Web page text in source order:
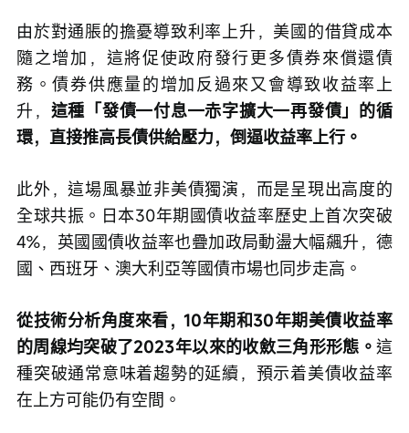
由於對通脹的擔憂導致利率上升，美國的借貸成本
隨之增加，這將促使政府發行更多債券來償還債
務。債券供應量的增加反過來又會導致收益率上
升， 這種「發債—付息—赤字擴大—再發債」的循
環，直接推高長債供給壓力，倒逼收益率上行。
此外，這場風暴並非美債獨演，而是呈現出高度的
全球共振。日本30年期國債收益率歷史上首次突破
4%，英國國債收益率也疊加政局動盪大幅飆升，德
國、西班牙、澳大利亞等國債市場也同步走高。
從技術分析角度來看，10年期和30年期美債收益率
的周線均突破了2023年以來的收斂三角形形態。 這
種突破通常意味着趨勢的延續，預示着美債收益率
在上方可能仍有空間。